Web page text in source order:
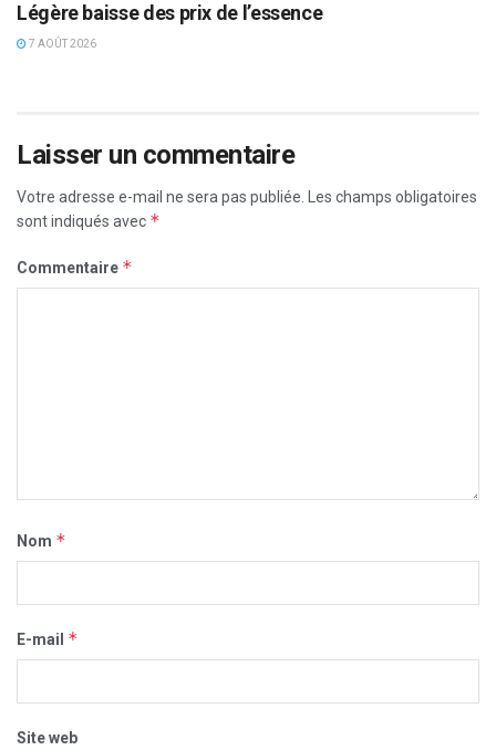
Légère baisse des prix de l’essence
7 AOÛT 2026
Laisser un commentaire
Votre adresse e-mail ne sera pas publiée. Les champs obligatoires
sont indiqués avec *
Commentaire *
Nom *
E-mail *
Site web